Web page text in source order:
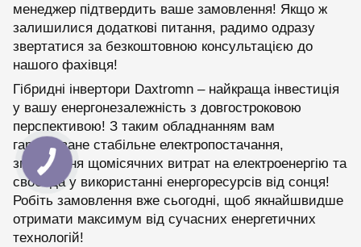
менеджер підтвердить ваше замовлення! Якщо ж
залишилися додаткові питання, радимо одразу
звертатися за безкоштовною консультацією до
нашого фахівця!
Гібридні інвертори Daxtromn – найкраща інвестиція
у вашу енергонезалежність з довгостроковою
перспективою! З таким обладнанням вам
гарантоване стабільне електропостачання,
зменшення щомісячних витрат на електроенергію та
свобода у використанні енергоресурсів від сонця!
Робіть замовлення вже сьогодні, щоб якнайшвидше
отримати максимум від сучасних енергетичних
технологій!